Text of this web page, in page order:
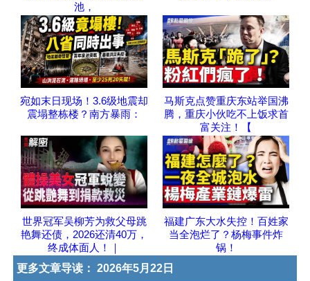
池，
宛如末日现场！3.6级地震却
震塌整栋楼？南方暴雨：
马斯克点赞重庆东站举国沸
腾，重庆小伙吃不上饭求首
富关注！【
世界冠军吴柳芳为救父母跳
艳舞还债，2026还清40万，
终成体面人！｜
福建广东大水失控！百姓家
当全泡烂了？杨梅事件炸
锅！
更多文章导读： 2026年5月22日